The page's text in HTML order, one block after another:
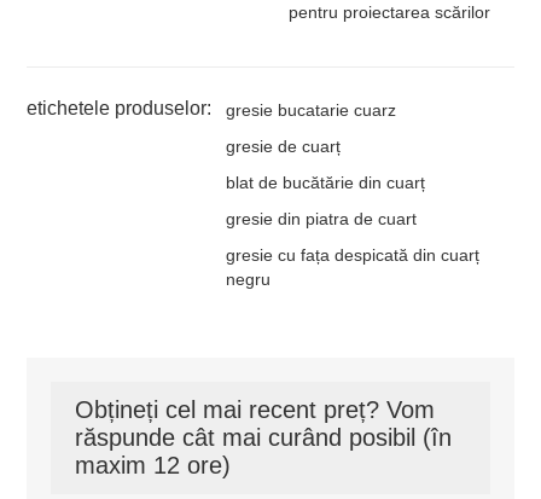
pentru proiectarea scărilor
etichetele produselor:
gresie bucatarie cuarz
gresie de cuarț
blat de bucătărie din cuarț
gresie din piatra de cuart
gresie cu fața despicată din cuarț
negru
Obțineți cel mai recent preț? Vom
răspunde cât mai curând posibil (în
maxim 12 ore)